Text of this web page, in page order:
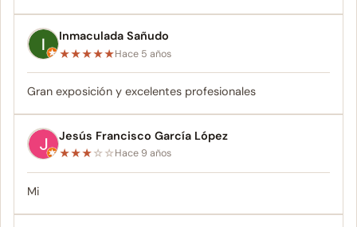
Inmaculada Sañudo
★★★★★Hace 5 años
Gran exposición y excelentes profesionales
Jesús Francisco García López
★★★☆☆Hace 9 años
Mi